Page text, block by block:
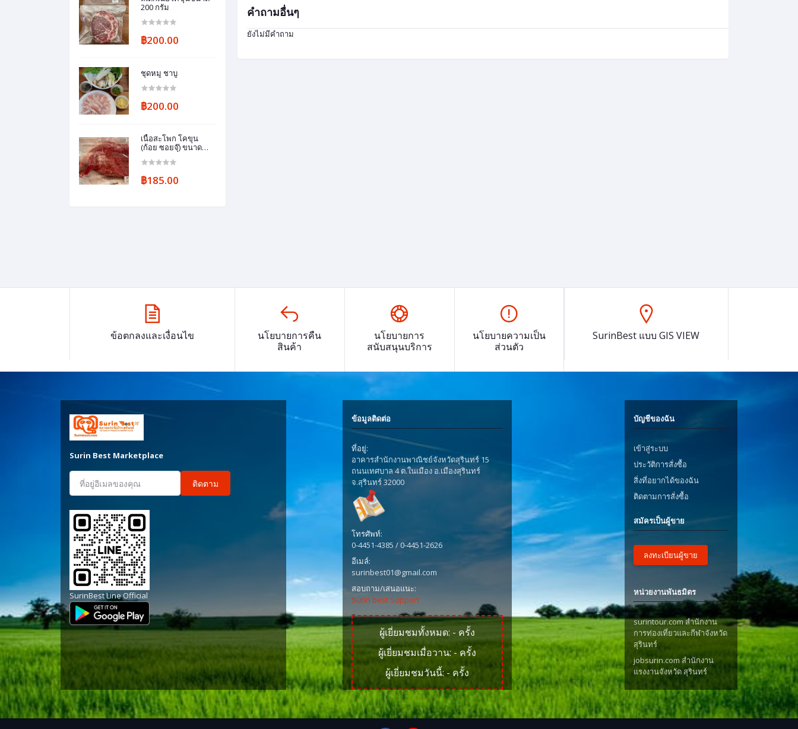
200 กรัม
฿200.00
ชุดหมู ชาบู
฿200.00
เนื้อสะโพก โคขุน
(ก้อย ซอยจุ๊) ขนาด
฿185.00
คำถามอื่นๆ
ยังไม่มีคำถาม
ข้อตกลงและเงื่อนไข
นโยบายการคืน
สินค้า
นโยบายการ
สนับสนุนบริการ
นโยบายความเป็น
ส่วนตัว
SurinBest แบบ GIS VIEW
Surin Best Marketplace
ติดตาม
SurinBest Line Official
ข้อมูลติดต่อ
ที่อยู่:
อาคารสำนักงานพาณิชย์จังหวัดสุรินทร์ 15
ถนนเทศบาล 4 ต.ในเมือง อ.เมืองสุรินทร์
จ.สุรินทร์ 32000
โทรศัพท์:
0-4451-4385 / 0-4451-2626
อีเมล์:
surinbest01@gmail.com
สอบถาม/เสนอแนะ:
Surin best Support
ผู้เยี่ยมชมทั้งหมด: - ครั้ง
ผู้เยี่ยมชมเมื่อวาน: -ครั้ง
ผู้เยี่ยมชมวันนี้: - ครั้ง
บัญชีของฉัน
เข้าสู่ระบบ
ประวัติการสั่งซื้อ
สิ่งที่อยากได้ของฉัน
ติดตามการสั่งซื้อ
สมัครเป็นผู้ขาย
ลงทะเบียนผู้ขาย
หน่วยงานพันธมิตร
surintour.com สำนักงาน
การท่องเที่ยวและกีฬาจังหวัด
สุรินทร์
jobsurin.com สำนักงาน
แรงงานจังหวัด สุรินทร์